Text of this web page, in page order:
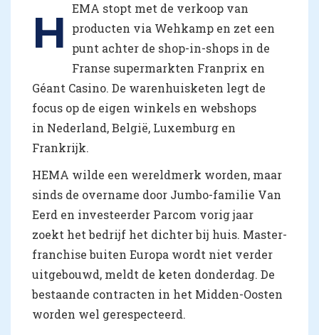
H EMA stopt met de verkoop van
producten via Wehkamp en zet een
punt achter de shop-in-shops in de
Franse supermarkten Franprix en
Géant Casino. De warenhuisketen legt de
focus op de eigen winkels en webshops
in Nederland, België, Luxemburg en
Frankrijk.
HEMA wilde een wereldmerk worden, maar
sinds de overname door Jumbo-familie Van
Eerd en investeerder Parcom vorig jaar
zoekt het bedrijf het dichter bij huis. Master-
franchise buiten Europa wordt niet verder
uitgebouwd, meldt de keten donderdag. De
bestaande contracten in het Midden-Oosten
worden wel gerespecteerd.